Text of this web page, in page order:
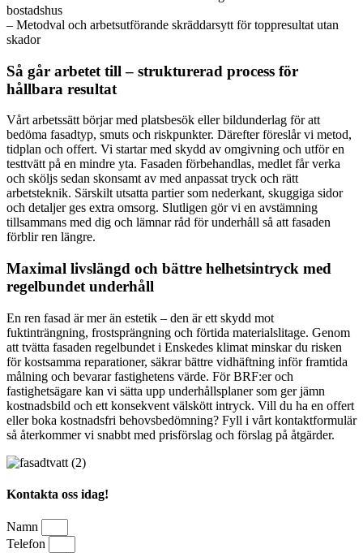
bostadshus
– Metodval och arbetsutförande skräddarsytt för toppresultat utan
skador
Så går arbetet till – strukturerad process för
hållbara resultat
Vårt arbetssätt börjar med platsbesök eller bildunderlag för att
bedöma fasadtyp, smuts och riskpunkter. Därefter föreslår vi metod,
tidplan och offert. Vi startar med skydd av omgivning och utför en
testtvätt på en mindre yta. Fasaden förbehandlas, medlet får verka
och sköljs sedan skonsamt av med anpassat tryck och rätt
arbetsteknik. Särskilt utsatta partier som nederkant, skuggiga sidor
och detaljer ges extra omsorg. Slutligen gör vi en avstämning
tillsammans med dig och lämnar råd för underhåll så att fasaden
förblir ren längre.
Maximal livslängd och bättre helhetsintryck med
regelbundet underhåll
En ren fasad är mer än estetik – den är ett skydd mot
fuktinträngning, frostsprängning och förtida materialslitage. Genom
att tvätta fasaden regelbundet i Enskedes klimat minskar du risken
för kostsamma reparationer, säkrar bättre vidhäftning inför framtida
målning och bevarar fastighetens värde. För BRF:er och
fastighetsägare kan vi sätta upp underhållsplaner som ger jämn
kostnadsbild och ett konsekvent välskött intryck. Vill du ha en offert
eller boka kostnadsfri behovsbedömning? Fyll i vårt kontaktformulär
så återkommer vi snabbt med prisförslag och förslag på åtgärder.
Kontakta oss idag!
Namn
Telefon